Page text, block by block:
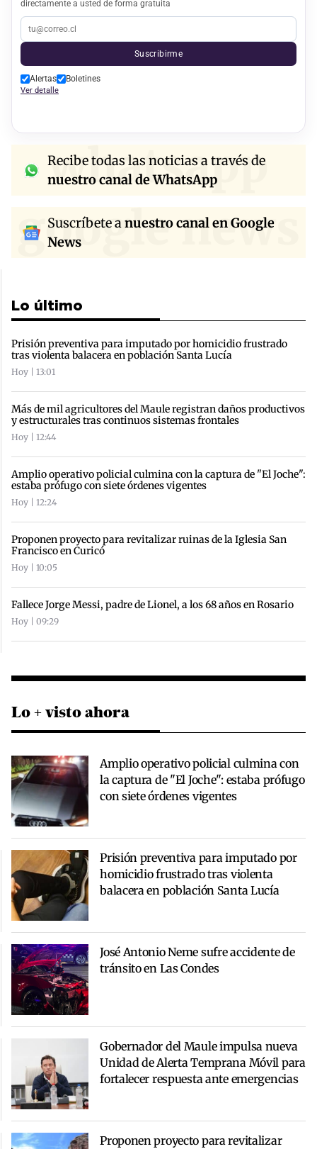
directamente a usted de forma gratuita
Suscribirme
Alertas Boletines
Ver detalle
whatsapp
Recibe todas las noticias a través de
nuestro canal de WhatsApp
google news
Suscríbete anuestro canal en Google
News
Lo último
Prisión preventiva para imputado por homicidio frustrado
tras violenta balacera en población Santa Lucía
Hoy | 13:01
Más de mil agricultores del Maule registran daños productivos
y estructurales tras continuos sistemas frontales
Hoy | 12:44
Amplio operativo policial culmina con la captura de "El Joche":
estaba prófugo con siete órdenes vigentes
Hoy | 12:24
Proponen proyecto para revitalizar ruinas de la Iglesia San
Francisco en Curicó
Hoy | 10:05
Fallece Jorge Messi, padre de Lionel, a los 68 años en Rosario
Hoy | 09:29
Lo + visto ahora
Amplio operativo policial culmina con
la captura de "El Joche": estaba prófugo
con siete órdenes vigentes
Prisión preventiva para imputado por
homicidio frustrado tras violenta
balacera en población Santa Lucía
José Antonio Neme sufre accidente de
tránsito en Las Condes
Gobernador del Maule impulsa nueva
Unidad de Alerta Temprana Móvil para
fortalecer respuesta ante emergencias
Proponen proyecto para revitalizar